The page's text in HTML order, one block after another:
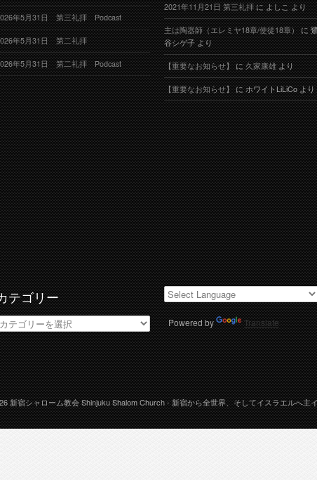
年5月31日 第三礼拝 Podcast
年5月31日 第二礼拝
年5月31日 第二礼拝 Podcast
2021年11月21日 第三礼拝によしこより
主は陶器師（エレミヤ18章/使徒18章）に
谷シゲ子より
【重要なお知らせ】に久家康雄より
【重要なお知らせ】にホワイトLiLiCoより
テゴリー
Powered by Translate
新宿シャローム教会 Shinjuku Shalom Church- 新宿から全世界、そしてイスラエルへ主